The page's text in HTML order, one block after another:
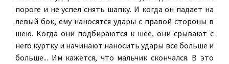
пороге и не успел снять шапку. И когда он падает на
левый бок, ему наносятся удары с правой стороны в
шею. Когда они подбираются к шее, они срывают с
него куртку и начинают наносить удары все больше и
больше... Им кажется, что мальчик скончался. В это